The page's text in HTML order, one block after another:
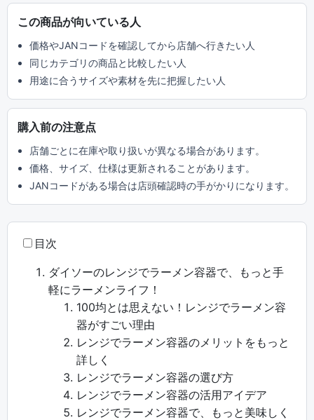
この商品が向いている人
価格やJANコードを確認してから店舗へ行きたい人
同じカテゴリの商品と比較したい人
用途に合うサイズや素材を先に把握したい人
購入前の注意点
店舗ごとに在庫や取り扱いが異なる場合があります。
価格、サイズ、仕様は更新されることがあります。
JANコードがある場合は店頭確認時の手がかりになります。
目次
ダイソーのレンジでラーメン容器で、もっと手
軽にラーメンライフ！
100均とは思えない！レンジでラーメン容
器がすごい理由
レンジでラーメン容器のメリットをもっと
詳しく
レンジでラーメン容器の選び方
レンジでラーメン容器の活用アイデア
レンジでラーメン容器で、もっと美味しく